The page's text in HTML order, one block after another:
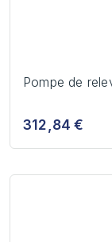
Pompe de
312,84 €